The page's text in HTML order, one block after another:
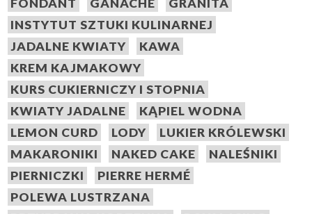
INSTYTUT SZTUKI KULINARNEJ
JADALNE KWIATY
KAWA
KREM KAJMAKOWY
KURS CUKIERNICZY I STOPNIA
KWIATY JADALNE
KĄPIEL WODNA
LEMON CURD
LODY
LUKIER KRÓLEWSKI
MAKARONIKI
NAKED CAKE
NALEŚNIKI
PIERNICZKI
PIERRE HERMÉ
POLEWA LUSTRZANA